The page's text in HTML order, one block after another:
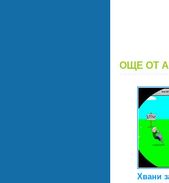
ОЩЕ ОТ
Хвани